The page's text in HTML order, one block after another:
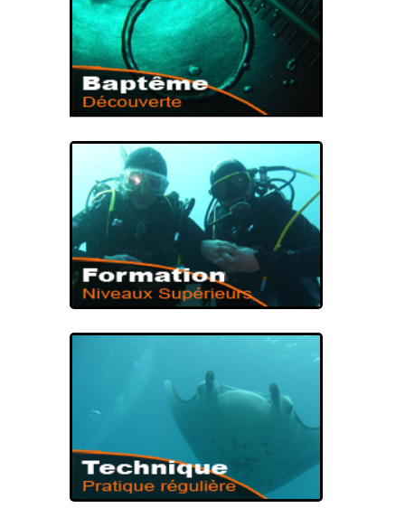
BAPTÊME DE
PLONGÉE
PREMIÈRE IMMERSION
FORMATION DE
PLONGÉE
NIVEAUX DE PLONGÉE